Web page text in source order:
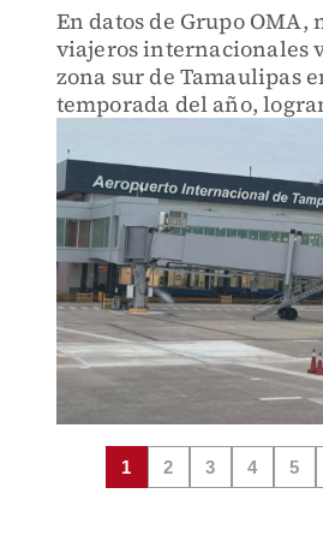
En datos de Grupo OMA,
viajeros internacionales
zona sur de Tamaulipas
temporada del año,
1 2 3 4 5